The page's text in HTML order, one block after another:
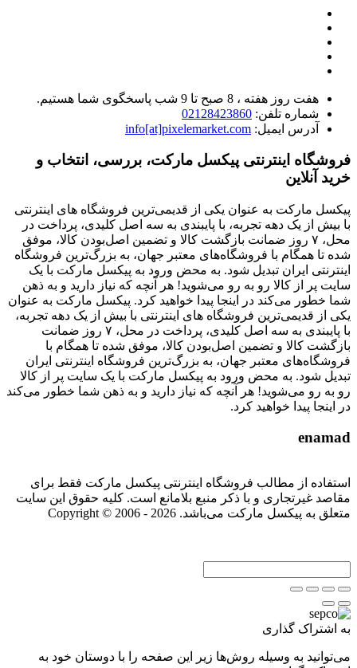
هفت روز هفته ، 8 صبح تا 9 شب پاسخگوی شما هستیم.
شماره تلفن: 02128423860
آدرس ایمیل: info[at]pixelemarket.com
فروشگاه اینترنتی پیکسل مارکت، بررسی، انتخاب و
خرید آنلاین
پیکسل مارکت به عنوان یکی از قدیمی‌ترین فروشگاه های اینترنتی
با بیش از یک دهه تجربه، با پایبندی به سه اصل کلیدی، پرداخت در
محل، ۷ روز ضمانت بازگشت کالا و تضمین اصل‌بودن کالا، موفق
شده تا همگام با فروشگاه‌های معتبر جهان، به بزرگ‌ترین فروشگاه
اینترنتی ایران تبدیل شود. به محض ورود به پیکسل مارکت با یک
سایت پر از کالا رو به رو می‌شوید! هر آنچه که نیاز دارید و به ذهن
شما خطور می‌کند در اینجا پیدا خواهید کرد. پیکسل مارکت به عنوان
یکی از قدیمی‌ترین فروشگاه های اینترنتی با بیش از یک دهه تجربه،
با پایبندی به سه اصل کلیدی، پرداخت در محل، ۷ روز ضمانت
بازگشت کالا و تضمین اصل‌بودن کالا، موفق شده تا همگام با
فروشگاه‌های معتبر جهان، به بزرگ‌ترین فروشگاه اینترنتی ایران
تبدیل شود. به محض ورود به پیکسل مارکت با یک سایت پر از کالا
رو به رو می‌شوید! هر آنچه که نیاز دارید و به ذهن شما خطور می‌کند
در اینجا پیدا خواهید کرد.
enamad
استفاده از مطالب فروشگاه اینترنتی پیکسل مارکت فقط برای
مقاصد غیرتجاری و با ذکر منبع بلامانع است. کلیه حقوق این سایت
متعلق به پیکسل مارکت می‌باشد. Copyright © 2006 - 2026
به اشتراک گذاری
می‌توانید به وسیله روش‌ها زیر این صفحه را با دوستان خود به